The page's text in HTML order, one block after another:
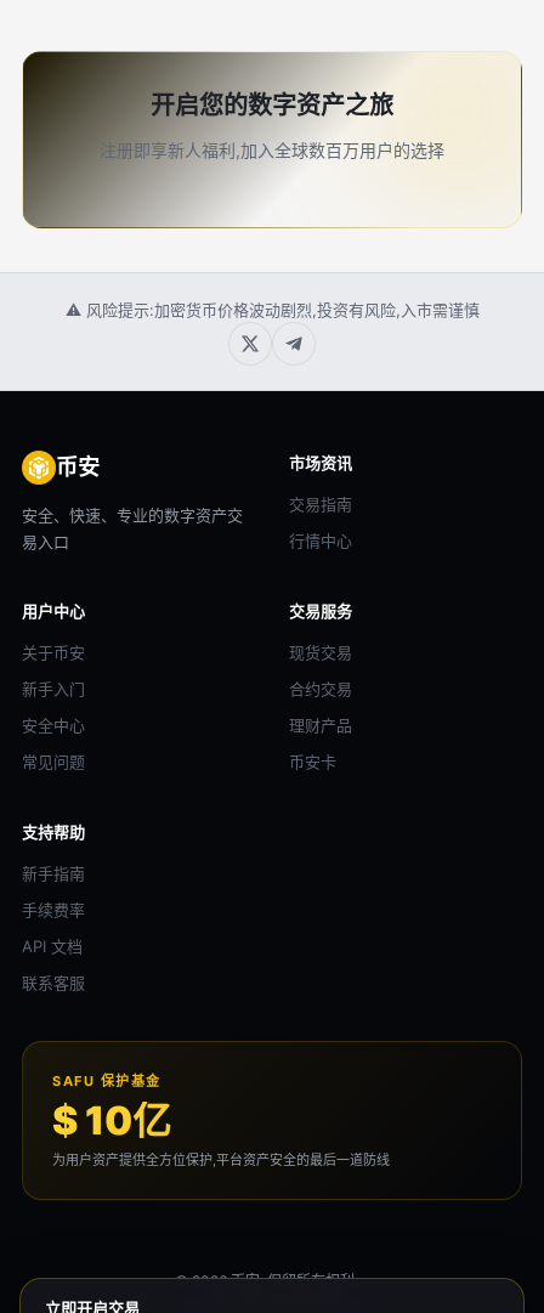
开启您的数字资产之旅
注册即享新人福利,加入全球数百万用户的选择
⚠ 风险提示:加密货币价格波动剧烈,投资有风险,入市需谨慎
币安
安全、快速、专业的数字资产交
易入口
市场资讯
交易指南
行情中心
用户中心
关于币安
新手入门
安全中心
常见问题
交易服务
现货交易
合约交易
理财产品
币安卡
支持帮助
新手指南
手续费率
API 文档
联系客服
SAFU 保护基金
$ 10亿
为用户资产提供全方位保护,平台资产安全的最后一道防线
© 2026 币安. 保留所有权利。
立即开启交易